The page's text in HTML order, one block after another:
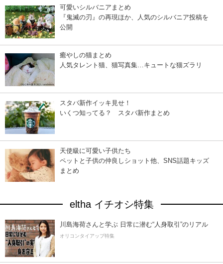
可愛いシルバニアまとめ
『鬼滅の刃』の再現ほか、人気のシルバニア投稿を
公開
癒やしの猫まとめ
人気タレント猫、猫写真集…キュートな猫ズラリ
スタバ新作イッキ見せ！
いくつ知ってる？ スタバ新作まとめ
天使級に可愛い子供たち
ペットと子供の仲良しショット他、SNS話題キッズ
まとめ
eltha イチオシ特集
川島海荷さんと学ぶ 日常に潜む“人身取引”のリアル
オリコンタイアップ特集